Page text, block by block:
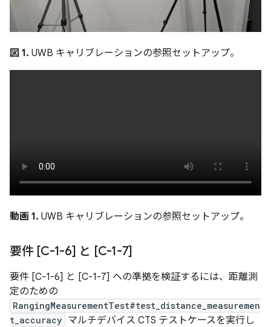
図 1. UWB キャリブレーションの参照セットアップ。
動画 1. UWB キャリブレーションの参照セットアップ。
要件 [C-1-6] と [C-1-7]
要件 [C-1-6] と [C-1-7] への準拠を検証するには、距離測
定のための
RangingMeasurementTest#test_distance_measuremen
t_accuracy マルチデバイス CTS テストケースを実行し